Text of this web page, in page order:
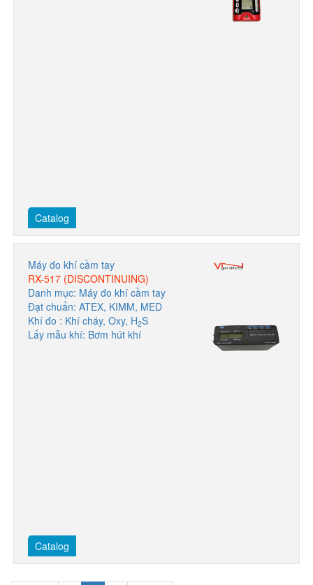
Catalog
Máy đo khí cầm tay
RX-517 (DISCONTINUING)
Danh mục: Máy đo khí cầm tay
Đạt chuẩn: ATEX, KIMM, MED
Khí đo : Khí cháy, Oxy, H2S
Lấy mẫu khí: Bơm hút khí
Catalog